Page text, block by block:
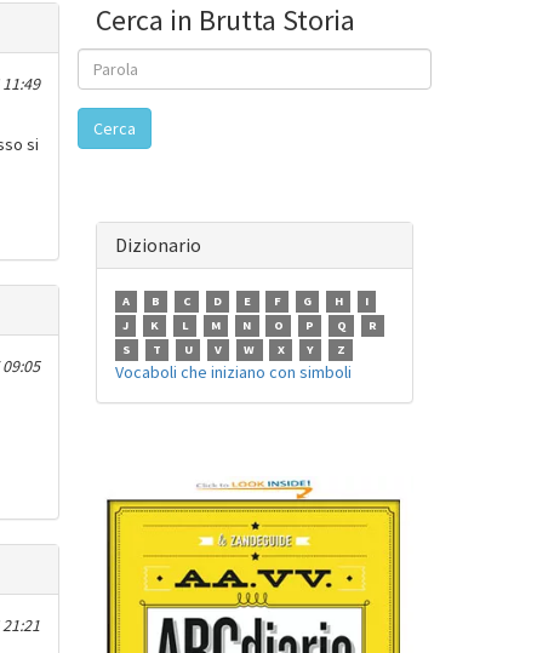
si
Cerca in Brutta Storia
Cerca
Dizionario
A B C D E F G H
I
J
K L M N O P Q
R
S
T U V W X Y Z
Vocaboli che iniziano con simboli